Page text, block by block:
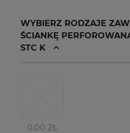
WYBIERZ RODZAJE
ŚCIANKĘ
STC K
0,00 ZŁ